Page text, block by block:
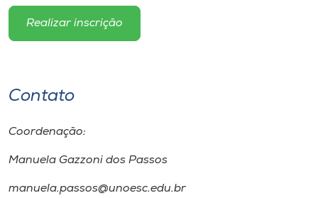
Realizar inscrição
Contato
Coordenação:
Manuela Gazzoni dos Passos
manuela.passos@unoesc.edu.br